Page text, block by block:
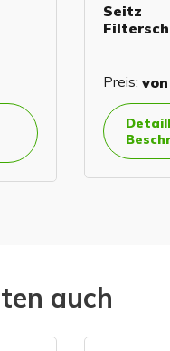
Seitz
Preis: von
auch